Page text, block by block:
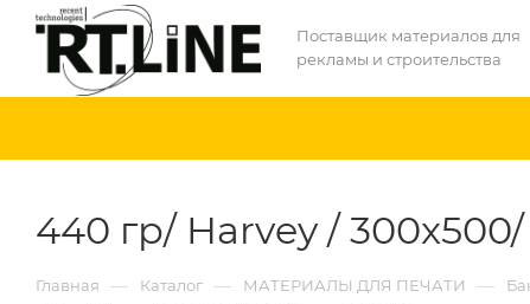
Поставщик материалов для
рекламы и строительства
440 гр/ Harvey /
Главная — Каталог — МАТЕРИАЛЫ ДЛЯ ПЕЧАТИ —